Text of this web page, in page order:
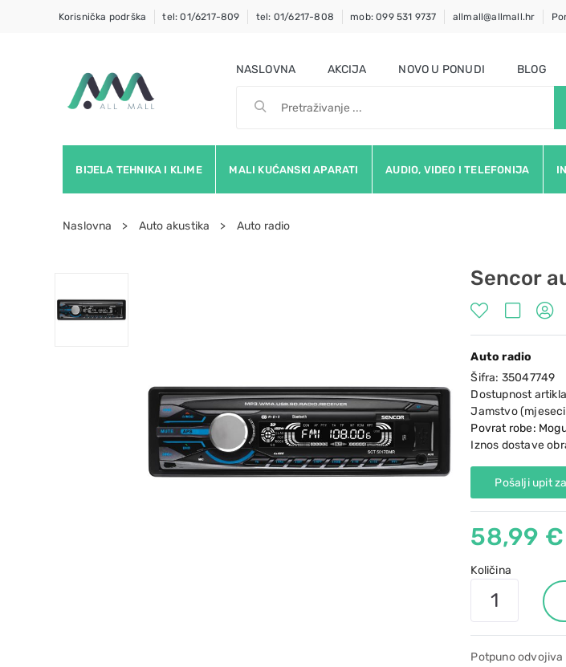
Korisnička podrška tel: 01/6217-809 tel: 01/6217-808 mob: 099 531 9737 allmall@allmall.hr
NASLOVNA AKCIJA NOVO U PONUDI BLOG
BIJELA TEHNIKA I KLIME MALI KUĆANSKI APARATI AUDIO, VIDEO I TELEFONIJA
Naslovna Auto akustika Auto radio
Sencor
Auto radio
Šifra: 35047749
Dostupnost
Jamstvo
Povrat robe:
Iznos dostave
Pošalji upit
58,99 €
Količina
Potpuno